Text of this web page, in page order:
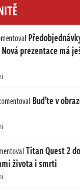
prezentace má
Buďte v
Titan Quest 2
života i smrti